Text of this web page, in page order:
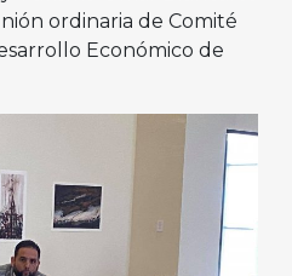
ordinaria de Comité
Económico de